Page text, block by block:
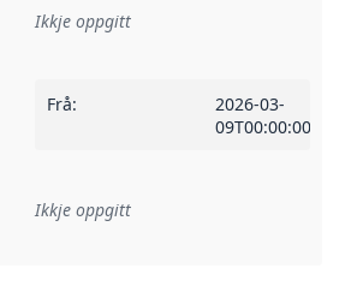
Ikkje oppgitt
Frå:
2026-03-
09T00:00:00Z
Referanse til ei implementeringsregel eller
Ikkje oppgitt